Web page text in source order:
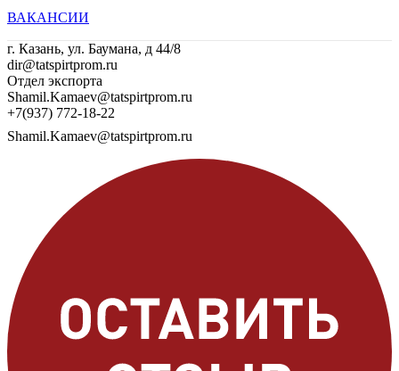
ВАКАНСИИ
г. Казань, ул. Баумана, д 44/8
dir@tatspirtprom.ru
Отдел экспорта
Shamil.Kamaev@tatspirtprom.ru
+7(937) 772-18-22
Shamil.Kamaev@tatspirtprom.ru